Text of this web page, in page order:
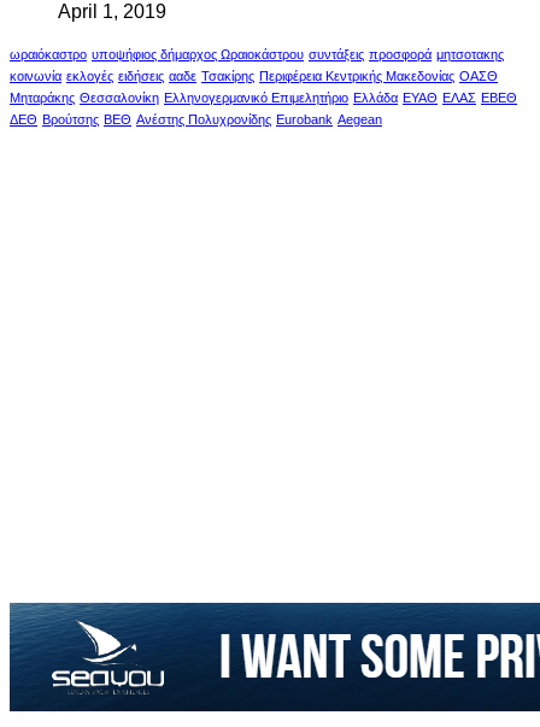
April 1, 2019
ωραιόκαστρο υποψήφιος δήμαρχος Ωραιοκάστρου συντάξεις προσφορά μητσοτακης
κοινωνία εκλογές ειδήσεις ααδε Τσακίρης Περιφέρεια Κεντρικής Μακεδονίας ΟΑΣΘ
Μηταράκης Θεσσαλονίκη Ελληνογερμανικό Επιμελητήριο Ελλάδα ΕΥΑΘ ΕΛΑΣ ΕΒΕΘ
ΔΕΘ Βρούτσης ΒΕΘ Ανέστης Πολυχρονίδης Eurobank Aegean